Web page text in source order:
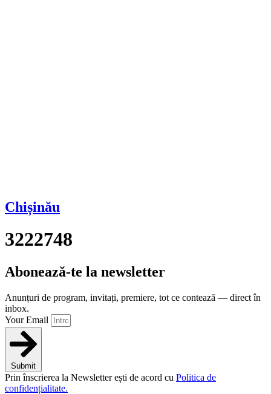
Chișinău
3222748
Abonează-te la newsletter
Anunțuri de program, invitați, premiere, tot ce contează — direct în
inbox.
Your Email
Submit
Prin înscrierea la Newsletter ești de acord cu Politica de
confidențialitate.